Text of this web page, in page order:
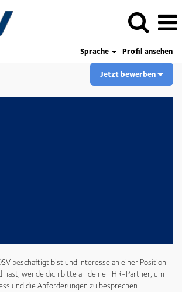
Sprache
Profil ansehen
Jetzt bewerben
beschäftigt bist und Interesse an einer Position
hast, wende dich bitte an deinen HR-Partner, um
und die Anforderungen zu besprechen.